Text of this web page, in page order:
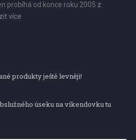
probíhá od konce roku 2005 z
více
produkty ještě levněji!
úseku na víkendovku tu